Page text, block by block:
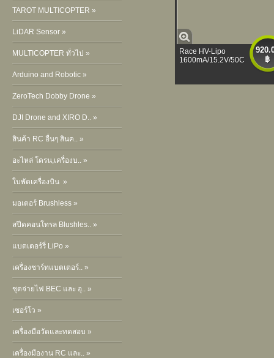
TAROT MULTICOPTER »
LiDAR Sensor »
MULTICOPTER ทั่วไป »
Arduino and Robotic »
ZeroTech Dobby Drone »
DJI Drone and XIRO D.. »
สินค้า RC อื่นๆ สินค.. »
อะไหล่ โดรน,เครื่องบ.. »
ใบพัดเครื่องบิน »
มอเตอร์ Brushless »
สปีดคอนโทรล Blushles.. »
แบตเตอร์รี่ LiPo »
เครื่องชาร์ทแบตเตอร์.. »
ชุดจ่ายไฟ BEC และ อุ.. »
เซอร์โว »
เครื่องมือวัดและทดสอบ »
เครื่องมืองาน RC และ.. »
฿
Race HV-Lipo
1600mA/15.2V/50C